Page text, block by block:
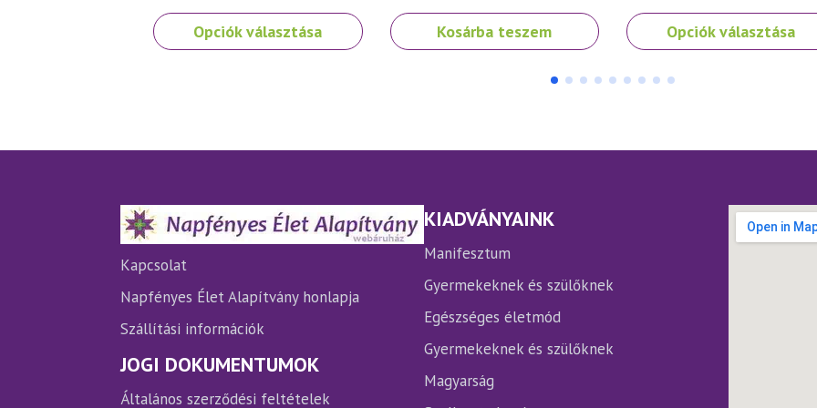
Opciók választása
Ennek
a
A
termékoldalon
választhatók
Kosárba teszem Opciók választása
Ennek
a
több
A
Kapcsolat
Napfényes Élet Alapítvány honlapja
Szállítási információk
JOGI DOKUMENTUMOK
Általános szerződési feltételek
KIADVÁNYAINK
Manifesztum
Gyermekeknek és szülőknek
Egészséges életmód
Gyermekeknek és szülőknek
Magyarság